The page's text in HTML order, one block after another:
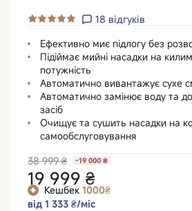
18 відгуків
Ефективно миє підлогу без
Підіймає мийні насадки на
потужність
Автоматично вивантажує сухе
Автоматично замінює воду та
засіб
Очищує та сушить насадки на
самообслуговування
38 999 ₴
-19 000 ₴
19 999 ₴
Кешбек 1000₴
від 1 333 ₴/міс